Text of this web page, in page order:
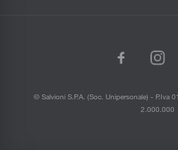
© Salvioni S.P.A. (soc. Unipersonale) - P.Iva
2.000.000